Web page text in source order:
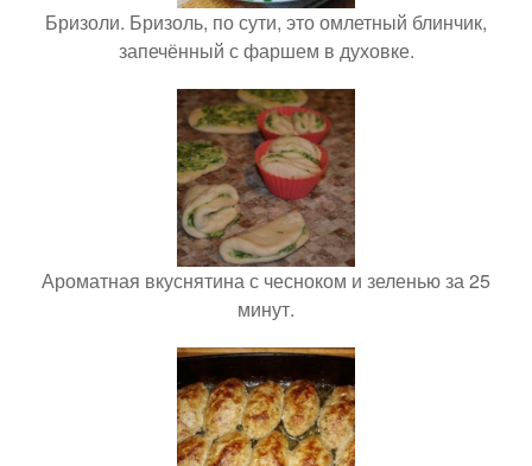
Бризоли. Бризоль, по сути, это омлетный блинчик,
запечённый с фаршем в духовке.
Ароматная вкуснятина с чесноком и зеленью за 25
минут.